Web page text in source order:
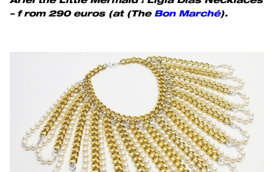
– f rom 290 euros (at (The Bon Marché).